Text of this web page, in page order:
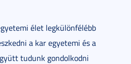
élet legkülönfélébb
a kar egyetemi és a
tudunk gondolkodni